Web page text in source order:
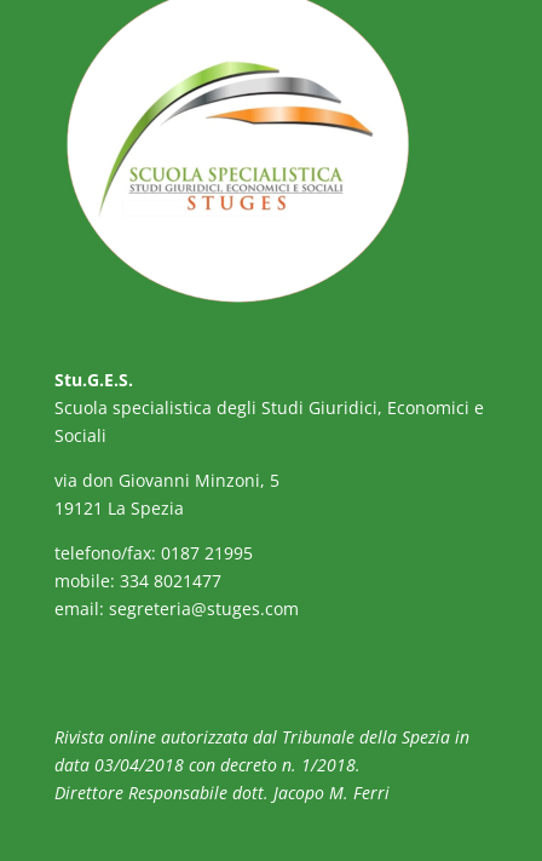
Stu.G.E.S.
Scuola specialistica degli Studi Giuridici, Economici e
Sociali
via don Giovanni Minzoni, 5
19121 La Spezia
telefono/fax: 0187 21995
mobile: 334 8021477
email: segreteria@stuges.com
Rivista online autorizzata dal Tribunale della Spezia in
data 03/04/2018 con decreto n. 1/2018.
Direttore Responsabile dott. Jacopo M. Ferri